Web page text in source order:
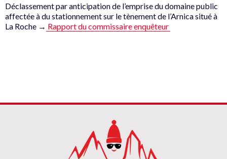
Déclassement par anticipation de l’emprise du domaine public
affectée à du stationnement sur le tènement de l’Arnica situé à
La Roche → Rapport du commissaire enquêteur